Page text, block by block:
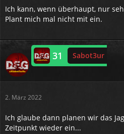
Ich kann, wenn überhaupt, nur
Plant mich mal nicht mit ein.
Online 31 Sabot3ur
2. März 2022
Ich glaube dann planen wir das
Zeitpunkt wieder ein...